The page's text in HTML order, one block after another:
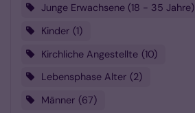
Junge Erwachsene (18 - 35 Jahre)
Kinder 1
Kirchliche Angestellte 10
Lebensphase Alter 2
Männer 67